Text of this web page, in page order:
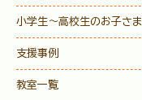
小学生〜高校生のお子さま
支援事例
教室一覧